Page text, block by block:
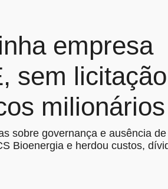
empresa
sem licitação
milionários
sobre governança e ausência de
Bioenergia e herdou custos,